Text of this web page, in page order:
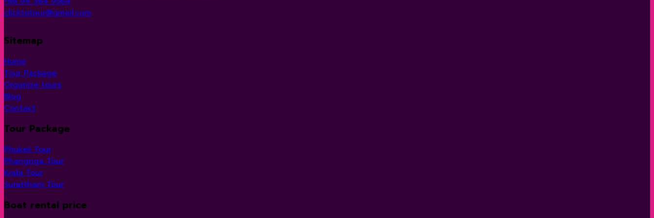
clicktotour@gmail.com
Sitemap
Home
Tour Package
Organize tours
Blog
Contact
Tour Package
Phuket Tour
Phangnga Tour
Krabi Tour
Suratthani Tour
Boat rental price